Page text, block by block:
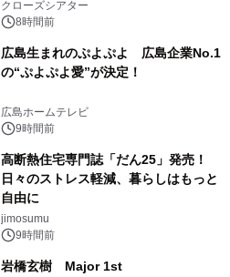
クローズシアター
8時間前
広島生まれのぷよぷよ 広島企業No.1
の“ぷよぷよ愛”が決定！
広島ホームテレビ
9時間前
高断熱住宅専門誌「だん25」発売！
日々のストレス軽減、暮らしはもっと
自由に
jimosumu
9時間前
岩橋玄樹 Major 1st